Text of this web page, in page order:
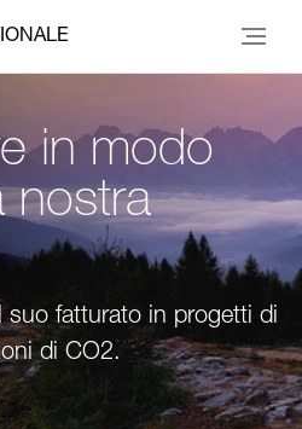
in modo
nostra
suo fatturato in progetti di
di CO2.